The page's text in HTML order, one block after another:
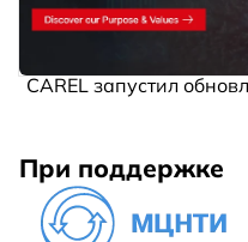
CAREL запустил
При поддержке